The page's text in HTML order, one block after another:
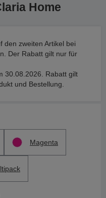
Home
den zweiten Artikel bei
Der Rabatt gilt nur für
30.08.2026. Rabatt gilt
und Bestellung.
Magenta